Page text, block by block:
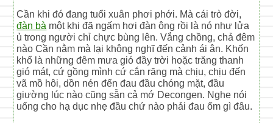
Cần khi đó đang tuổi xuân phơi phới. Mà cái trò đời,
đàn bà một khi đã ngấm hơi đàn ông rồi là nó như lửa
ủ trong người chỉ chực bùng lên. Vắng chồng, chả đêm
nào Cần nằm mà lại không nghĩ đến cảnh ái ân. Khốn
khổ là những đêm mưa gió đầy trời hoặc trăng thanh
gió mát, cứ gồng mình cứ cắn răng mà chịu, chịu đến
vã mồ hôi, dồn nén đến đau đầu chóng mặt, đầu
giường lúc nào cũng sẵn cả mớ Decongen. Nghe nói
uống cho hạ dục nhẹ đầu chứ nào phải đau ốm gì đâu.